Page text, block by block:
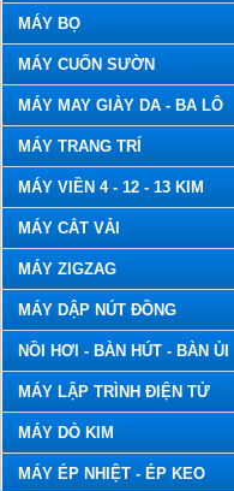
MÁY BỌ
MÁY CUỐN SƯỜN
MÁY MAY GIÀY DA - BA LÔ
MÁY TRANG TRÍ
MÁY VIỀN 4 - 12 - 13 KIM
MÁY CẮT VẢI
MÁY ZIGZAG
MÁY DẬP NÚT ĐỒNG
NỒI HƠI - BÀN HÚT - BÀN ỦI
MÁY LẬP TRÌNH ĐIỆN TỬ
MÁY DÒ KIM
MÁY ÉP NHIỆT - ÉP KEO